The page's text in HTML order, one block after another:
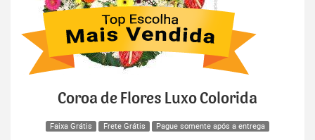
Coroa de Flores Luxo Colorida
Faixa Grátis Frete Grátis Pague somente após a entrega